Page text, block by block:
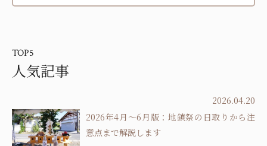
TOP5
人気記事
2026.04.20
2026年4月～6月版：地鎮祭の日取りから注
意点まで解説します